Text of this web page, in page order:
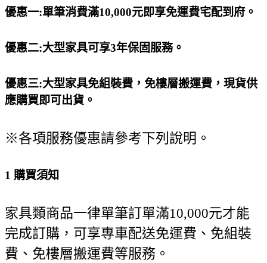
優惠一:單筆消費滿10,000元即享免運費宅配到府。
優惠二:大型家具可享3年保固服務。
優惠三:大型家具免組裝費，免樓層搬運費，現貨供
應購買即可出貨。
※各項服務優惠請參考下列說明。
1 購買須知
家具類商品一律單筆訂單滿10,000元才能
完成訂購，可享專車配送免運費、免組裝
費、免樓層搬運費等服務。